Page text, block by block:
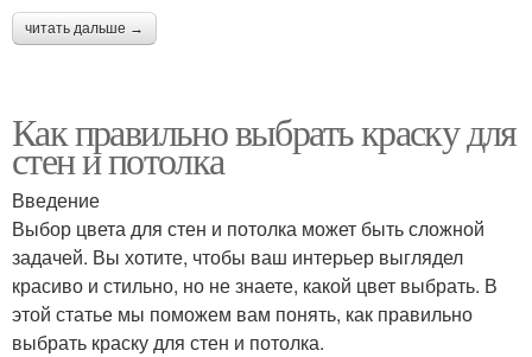
читать дальше →
Как правильно выбрать краску для
стен и потолка
Введение
Выбор цвета для стен и потолка может быть сложной
задачей. Вы хотите, чтобы ваш интерьер выглядел
красиво и стильно, но не знаете, какой цвет выбрать. В
этой статье мы поможем вам понять, как правильно
выбрать краску для стен и потолка.